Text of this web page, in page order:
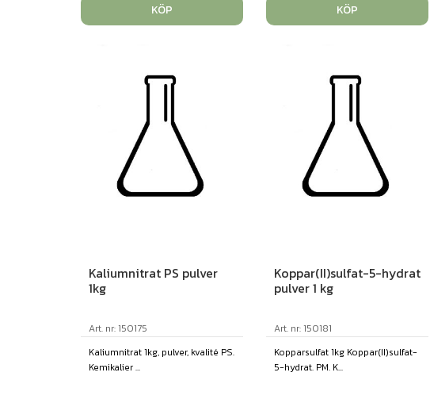
KÖP KÖP
Kaliumnitrat PS pulver
1kg
Art. nr: 150175
Kaliumnitrat 1kg, pulver, kvalité PS.
Kemikalier ...
Koppar(II)sulfat-5-hydrat
pulver 1 kg
Art. nr: 150181
Kopparsulfat 1kg Koppar(II)sulfat-
5-hydrat. PM. K...